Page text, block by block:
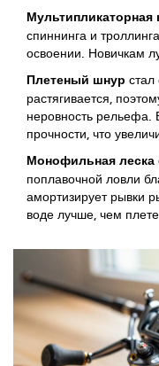
Мультипликаторная
спиннинга и
освоении. Новичкам
Плетеный шнур
растягивается,
неровность рельефа.
прочности, что
Монофильная леска
поплавочной ловли
амортизирует рывки
воде лучше, чем